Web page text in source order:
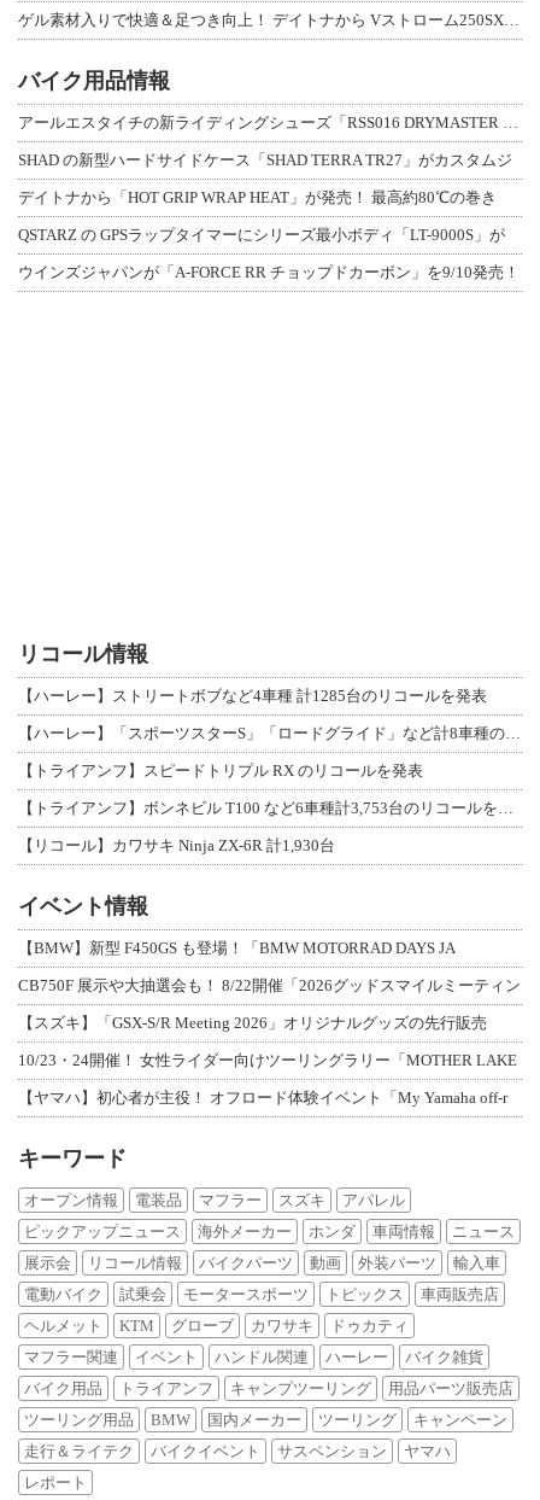
ゲル素材入りで快適＆足つき向上！ デイトナから Vストローム250SX用「快適ロ
バイク用品情報
アールエスタイチの新ライディングシューズ「RSS016 DRYMASTER スト
SHAD の新型ハードサイドケース「SHAD TERRA TR27」がカスタムジ
デイトナから「HOT GRIP WRAP HEAT」が発売！ 最高約80℃の巻き
QSTARZ の GPSラップタイマーにシリーズ最小ボディ「LT-9000S」が
ウインズジャパンが「A-FORCE RR チョップドカーボン」を9/10発売！
リコール情報
【ハーレー】ストリートボブなど4車種 計1285台のリコールを発表
【ハーレー】「スポーツスターS」「ロードグライド」など計8車種のリコールを発表
【トライアンフ】スピードトリプル RX のリコールを発表
【トライアンフ】ボンネビル T100 など6車種計3,753台のリコールを発表
【リコール】カワサキ Ninja ZX-6R 計1,930台
イベント情報
【BMW】新型 F450GS も登場！「BMW MOTORRAD DAYS JA
CB750F 展示や大抽選会も！ 8/22開催「2026グッドスマイルミーティン
【スズキ】「GSX-S/R Meeting 2026」オリジナルグッズの先行販売
10/23・24開催！ 女性ライダー向けツーリングラリー「MOTHER LAKE
【ヤマハ】初心者が主役！ オフロード体験イベント「My Yamaha off-r
キーワード
オープン情報 電装品 マフラー スズキ
アパレル
ピックアップニュース
海外メーカー ホンダ 車両情報
ニュース
展示会
リコール情報 バイクパーツ 動画 外装パーツ
輸入車
電動バイク
試乗会 モータースポーツ トピックス
車両販売店
ヘルメット
KTM グローブ カワサキ
ドゥカティ
マフラー関連
イベント ハンドル関連 ハーレー
バイク雑貨
バイク用品
トライアンフ キャンプツーリング
用品パーツ販売店
ツーリング用品
BMW 国内メーカー ツーリング
キャンペーン
走行＆ライテク
バイクイベント サスペンション
ヤマハ
レポート